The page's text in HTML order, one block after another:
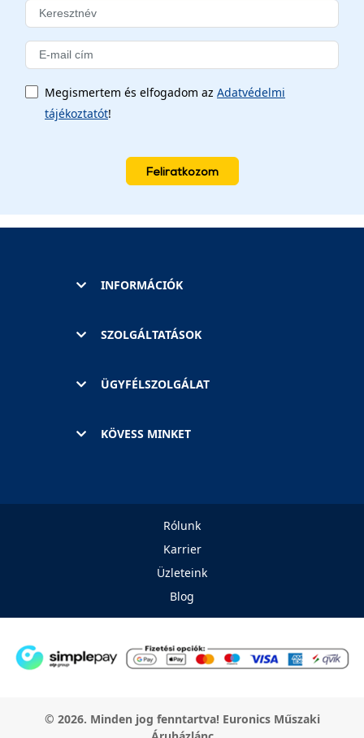
Megismertem és elfogadom az Adatvédelmi
tájékoztatót!
Feliratkozom
INFORMÁCIÓK
SZOLGÁLTATÁSOK
ÜGYFÉLSZOLGÁLAT
KÖVESS MINKET
Rólunk
Karrier
Üzleteink
Blog
© 2026. Minden jog fenntartva! Euronics Műszaki